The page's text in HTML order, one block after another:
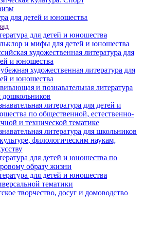
для детей и юношества
для детей и юношества
и мифы для детей и юношества
художественная литература для
и юношества
художественная литература для
и юношества
и познавательная литература
дошкольников
литература для детей и
по общественной, естественно-
и технической тематике
литература для школьников
филологическим наукам,
для детей и юношества по
образу жизни
для детей и юношества
тематики
творчество, досуг и домоводство